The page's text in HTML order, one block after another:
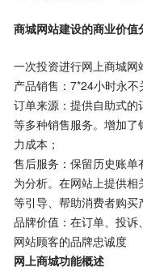
商城网站建设的商业价值
一次投资进行网上商城网
产品销售：7*24小时永不
订单来源：提供自助式
等多种销售服务。增加了
力成本；
售后服务：保留历史账
为分析。在网站上提供
等引导、帮助消费者购买
品牌价值：在订单、投
网站顾客的品牌忠诚度
网上商城功能概述